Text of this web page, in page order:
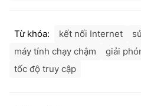
Từ khóa: kết nối Internet
máy tính chạy chậm
giải
tốc độ truy cập